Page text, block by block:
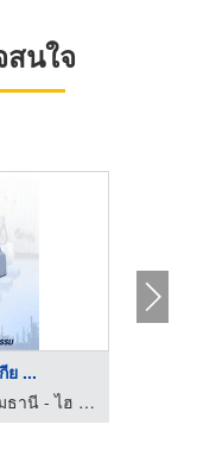
นใจ
ย ...
จำหน่ายปั๊มอุตสาหกรรมปทุมธานี - ไฮ คอนโทรล